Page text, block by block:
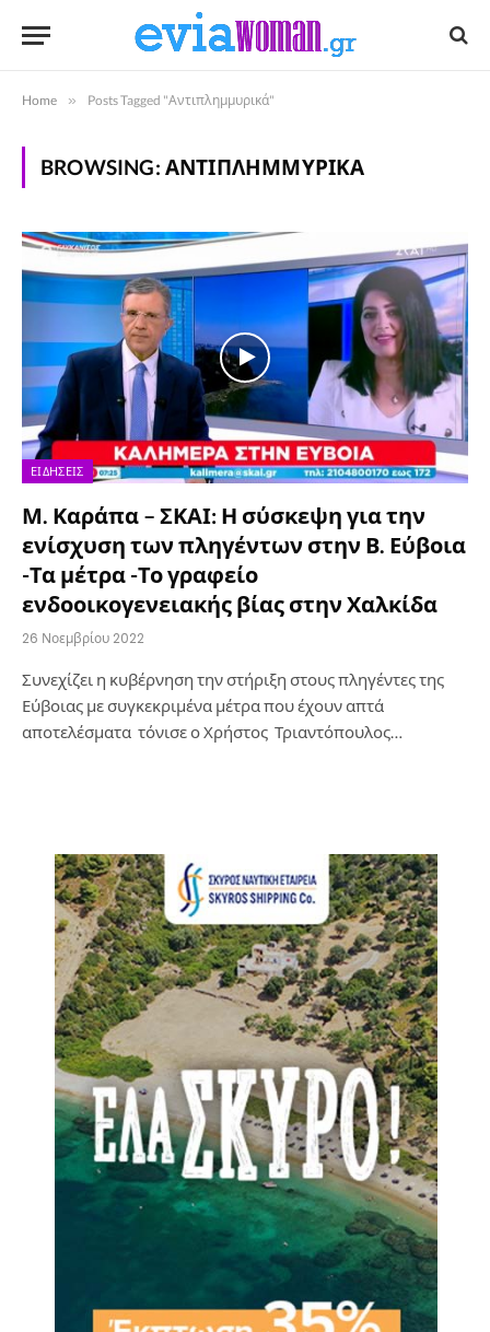
Home » Posts Tagged "Αντιπλημμυρικά"
BROWSING: ΑΝΤΙΠΛΗΜΜΥΡΙΚΆ
ΕΙΔΉΣΕΙΣ
Μ. Καράπα – ΣΚΑΙ: Η σύσκεψη για την
ενίσχυση των πληγέντων στην Β. Εύβοια
-Τα μέτρα -Το γραφείο
ενδοοικογενειακής βίας στην Χαλκίδα
26 Νοεμβρίου 2022
Συνεχίζει η κυβέρνηση την στήριξη στους πληγέντες της
Εύβοιας με συγκεκριμένα μέτρα που έχουν απτά
αποτελέσματα τόνισε ο Χρήστος Τριαντόπουλος…